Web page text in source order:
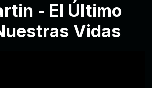
- El Último
Vidas